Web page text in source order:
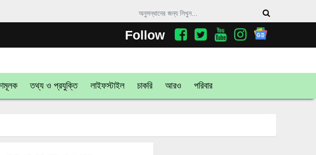
Follow
তথ্য ও প্রযুক্তি লাইফস্টাইল চাকরি আরও পরিবার